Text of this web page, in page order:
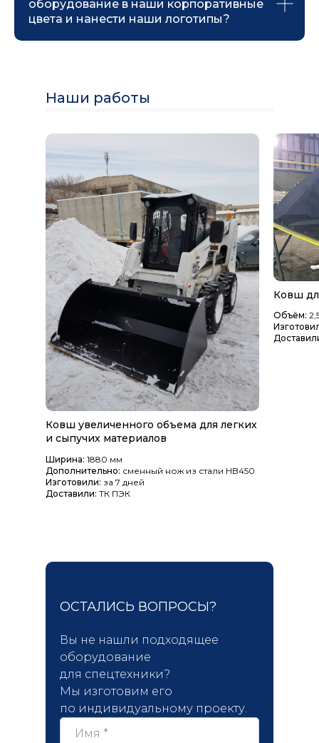
оборудование в наши корпоративные
цвета и нанести наши логотипы?
Наши работы
Ковш увеличенн ого объема для легких
и сыпучих материалов
Ширина: 1880 мм
Дополнительно: сменный нож из стали HB450
Изготовили: за 7 дней
Доставили: ТК ПЭК
Ковш
Объём:
ОСТАЛИСЬ ВОПРОСЫ?
Вы не нашли подходящее
оборудование
для спецтехники?
Мы изготовим его
по индивидуальному проекту.